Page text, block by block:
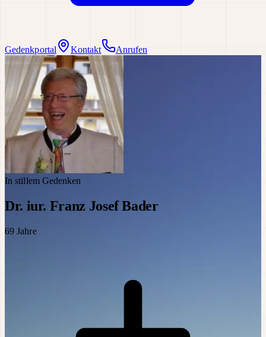
Gedenkportal Kontakt Anrufen
In stillem Gedenken
Dr. iur. Franz Josef Bader
69 Jahre